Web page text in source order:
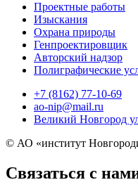
Проектные работы
Изыскания
Охрана природы
Генпроектировщик
Авторский надзор
Полиграфические
+7 (8162) 77-10-69
ao-nip@mail.ru
Великий Новгород
© АО «институт
Связаться с